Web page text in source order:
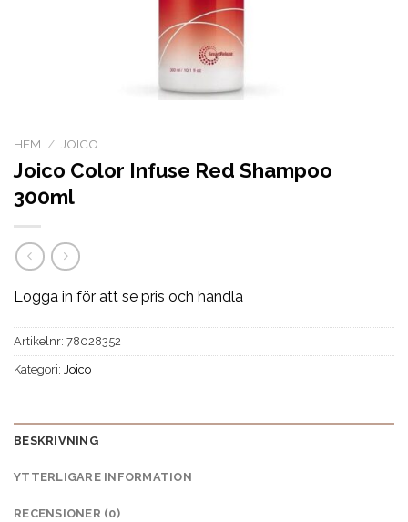
HEM / JOICO
Joico Color Infuse Red Shampoo
300ml
Logga in för att se pris och handla
Artikelnr: 78028352
Kategori: Joico
BESKRIVNING
YTTERLIGARE INFORMATION
RECENSIONER (0)